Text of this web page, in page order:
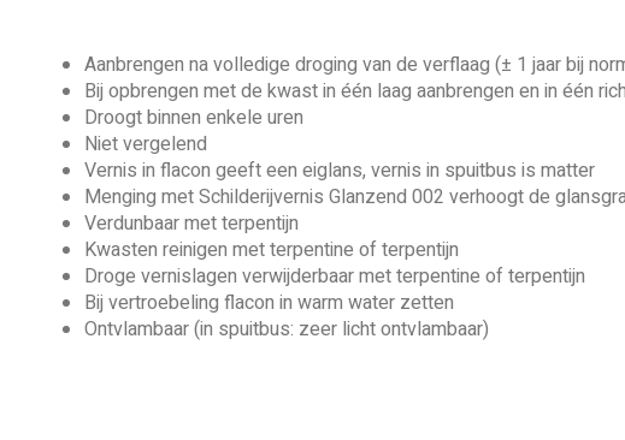
Aanbrengen na volledige droging van de verflaag (± 1 jaar bij
Bij opbrengen met de kwast in één laag aanbrengen en in één
Droogt binnen enkele uren
Niet vergelend
Vernis in flacon geeft een eiglans, vernis in spuitbus is matter
Menging met Schilderijvernis Glanzend 002 verhoogt de
Verdunbaar met terpentijn
Kwasten reinigen met terpentine of terpentijn
Droge vernislagen verwijderbaar met terpentine of terpentijn
Bij vertroebeling flacon in warm water zetten
Ontvlambaar (in spuitbus: zeer licht ontvlambaar)